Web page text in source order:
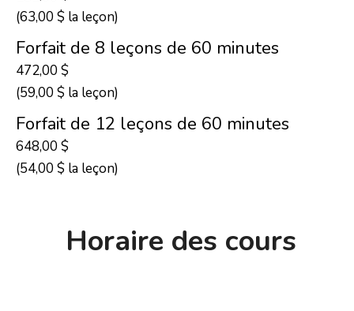
(63,00 $ la leçon)
Forfait de 8 leçons de 60 minutes
472,00 $
(59,00 $ la leçon)
Forfait de 12 leçons de 60 minutes
648,00 $
(54,00 $ la leçon)
Horaire des cours